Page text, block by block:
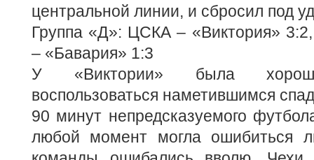
центральной линии, и сбросил под
Группа «Д»: ЦСКА – «Виктория»
– «Бавария» 1:3
У «Виктории» была
воспользоваться наметившимся
90 минут непредсказуемого
любой момент могла ошибиться